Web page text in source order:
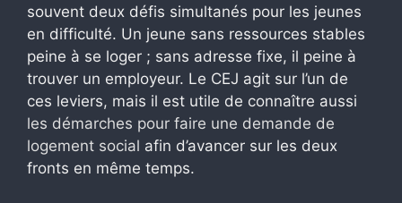
souvent deux défis simultanés pour les jeunes
en difficulté. Un jeune sans ressources stables
peine à se loger ; sans adresse fixe, il peine à
trouver un employeur. Le CEJ agit sur l’un de
ces leviers, mais il est utile de connaître aussi
les démarches pour faire une demande de
logement social afin d’avancer sur les deux
fronts en même temps.